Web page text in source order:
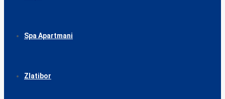
Spa Apartmani
Zlatibor